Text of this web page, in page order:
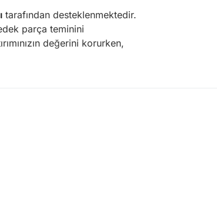
tarafından desteklenmektedir.
parça teminini
değerini korurken,